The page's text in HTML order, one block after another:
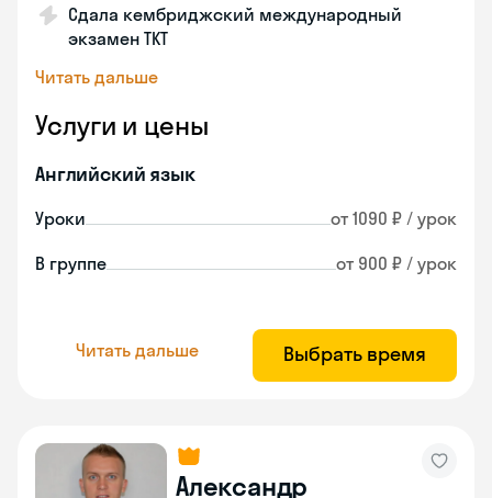
Сдала кембриджский международный
экзамен TKT
Читать дальше
Услуги и цены
Английский язык
Уроки от 1090 ₽ / урок
В группе от 900 ₽ / урок
Читать дальше Выбрать время
Александр